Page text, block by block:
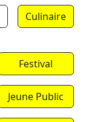
Culinaire
Festival
Jeune Public